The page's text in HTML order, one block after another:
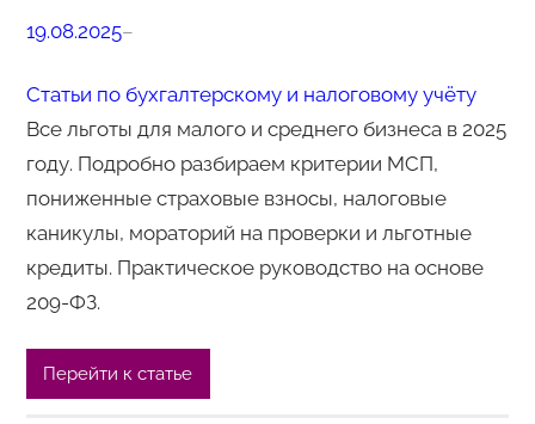
19.08.2025–
Статьи по бухгалтерскому и налоговому учёту
Все льготы для малого и среднего бизнеса в 2025
году. Подробно разбираем критерии МСП,
пониженные страховые взносы, налоговые
каникулы, мораторий на проверки и льготные
кредиты. Практическое руководство на основе
209-ФЗ.
Перейти к статье